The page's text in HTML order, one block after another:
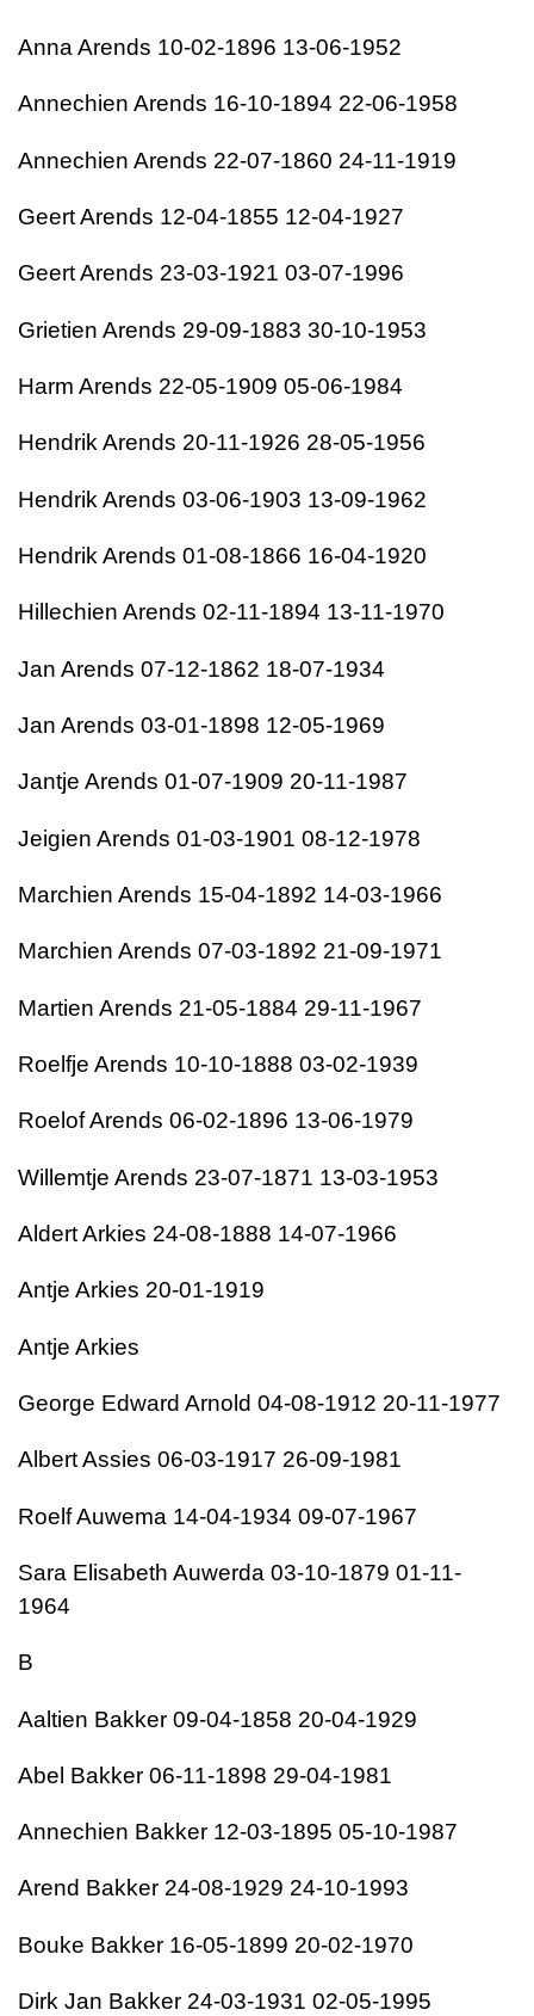
Anna Arends 10-02-1896 13-06-1952
Annechien Arends 16-10-1894 22-06-1958
Annechien Arends 22-07-1860 24-11-1919
Geert Arends 12-04-1855 12-04-1927
Geert Arends 23-03-1921 03-07-1996
Grietien Arends 29-09-1883 30-10-1953
Harm Arends 22-05-1909 05-06-1984
Hendrik Arends 20-11-1926 28-05-1956
Hendrik Arends 03-06-1903 13-09-1962
Hendrik Arends 01-08-1866 16-04-1920
Hillechien Arends 02-11-1894 13-11-1970
Jan Arends 07-12-1862 18-07-1934
Jan Arends 03-01-1898 12-05-1969
Jantje Arends 01-07-1909 20-11-1987
Jeigien Arends 01-03-1901 08-12-1978
Marchien Arends 15-04-1892 14-03-1966
Marchien Arends 07-03-1892 21-09-1971
Martien Arends 21-05-1884 29-11-1967
Roelfje Arends 10-10-1888 03-02-1939
Roelof Arends 06-02-1896 13-06-1979
Willemtje Arends 23-07-1871 13-03-1953
Aldert Arkies 24-08-1888 14-07-1966
Antje Arkies 20-01-1919
Antje Arkies
George Edward Arnold 04-08-1912 20-11-1977
Albert Assies 06-03-1917 26-09-1981
Roelf Auwema 14-04-1934 09-07-1967
Sara Elisabeth Auwerda 03-10-1879 01-11-
1964
B
Aaltien Bakker 09-04-1858 20-04-1929
Abel Bakker 06-11-1898 29-04-1981
Annechien Bakker 12-03-1895 05-10-1987
Arend Bakker 24-08-1929 24-10-1993
Bouke Bakker 16-05-1899 20-02-1970
Dirk Jan Bakker 24-03-1931 02-05-1995